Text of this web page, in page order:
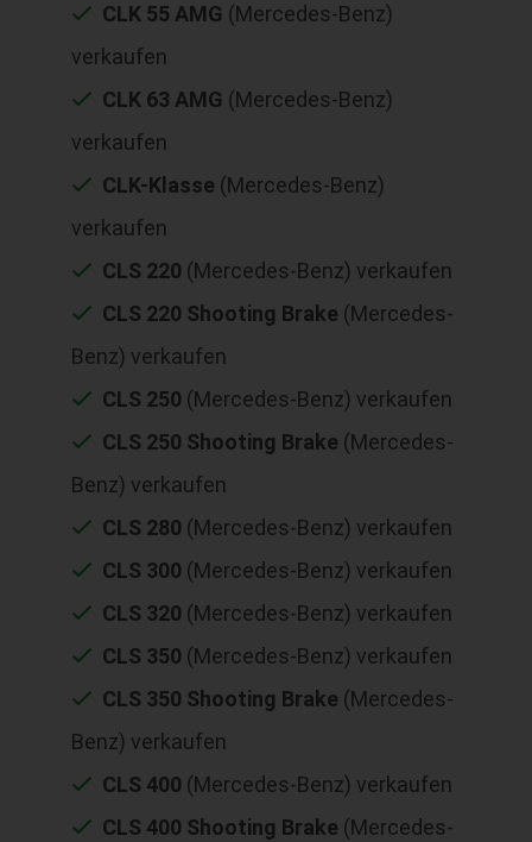
CLK 55 AMG (Mercedes-Benz)
verkaufen
CLK 63 AMG (Mercedes-Benz)
verkaufen
CLK-Klasse (Mercedes-Benz)
verkaufen
CLS 220 (Mercedes-Benz) verkaufen
CLS 220 Shooting Brake (Mercedes-
Benz) verkaufen
CLS 250 (Mercedes-Benz) verkaufen
CLS 250 Shooting Brake (Mercedes-
Benz) verkaufen
CLS 280 (Mercedes-Benz) verkaufen
CLS 300 (Mercedes-Benz) verkaufen
CLS 320 (Mercedes-Benz) verkaufen
CLS 350 (Mercedes-Benz) verkaufen
CLS 350 Shooting Brake (Mercedes-
Benz) verkaufen
CLS 400 (Mercedes-Benz) verkaufen
CLS 400 Shooting Brake (Mercedes-